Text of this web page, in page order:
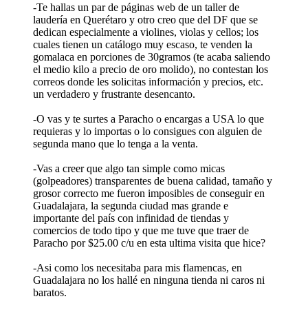
-Te hallas un par de páginas web de un taller de
laudería en Querétaro y otro creo que del DF que se
dedican especialmente a violines, violas y cellos; los
cuales tienen un catálogo muy escaso, te venden la
gomalaca en porciones de 30gramos (te acaba saliendo
el medio kilo a precio de oro molido), no contestan los
correos donde les solicitas información y precios, etc.
un verdadero y frustrante desencanto.
-O vas y te surtes a Paracho o encargas a USA lo que
requieras y lo importas o lo consigues con alguien de
segunda mano que lo tenga a la venta.
-Vas a creer que algo tan simple como micas
(golpeadores) transparentes de buena calidad, tamaño y
grosor correcto me fueron imposibles de conseguir en
Guadalajara, la segunda ciudad mas grande e
importante del país con infinidad de tiendas y
comercios de todo tipo y que me tuve que traer de
Paracho por $25.00 c/u en esta ultima visita que hice?
-Asi como los necesitaba para mis flamencas, en
Guadalajara no los hallé en ninguna tienda ni caros ni
baratos.